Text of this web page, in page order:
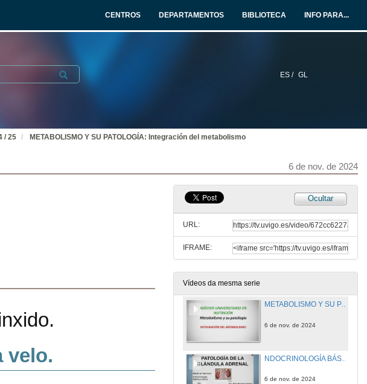
CENTROS DEPARTAMENTOS BIBLIOTECA INFO PARA...
ES / GL
Submit
/ 25 METABOLISMO Y SU PATOLOGÍA: Integración del metabolismo
6 de nov. de 2024
Ocultar
URL:
IFRAME:
Vídeos da mesma serie
UTRICIÓN HUMANA: Nutrición en las etapas de la vida, nutrición en el envejecimiento
30 de out. de 2024
METABOLISMO Y SU PATOLOGÍA: Biosíntesis de lípidos
ENDOCRINOLOGÍA BÁSICA Y CLÍNICA. Metabolismo calcio-fósforo-magnesio y su patología (II)
31 de out. de 2024
METABOLISMO Y SU PATOLOGÍA: Integración del metabolismo
6 de nov. de 2024
6 de nov. de 2024